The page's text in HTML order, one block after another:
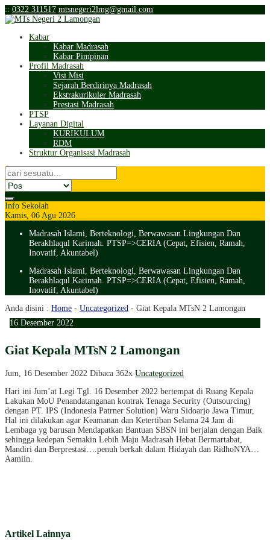
:: 0322 311517 mtsnegeri2lmg@gmail.com
Kabar
Kabar Madrasah
Kabar Pimpinan
Profil Madrasah
Visi Misi
Sejarah Berdirinya Madrasah
Ekstrakurikuler Madrasah
Prestasi Madrasah
PTSP
Layanan Digital
KURIKULUM
RDM
Struktur Organisasi Madrasah
Info Sekolah
Kamis, 06 Agu 2026
Madrasah Islami, Berteknologi, Berwawasan Lingkungan Dan
Berakhlaqul Karimah. PTSP=>CERIA (Cepat, Efisien, Ramah,
Inovatif, Akuntabel)
Madrasah Islami, Berteknologi, Berwawasan Lingkungan Dan
Berakhlaqul Karimah. PTSP=>CERIA (Cepat, Efisien, Ramah,
Inovatif, Akuntabel)
Anda disini : Home - Uncategorized - Giat Kepala MTsN 2 Lamongan
16 Desember 2022
Giat Kepala MTsN 2 Lamongan
Jum, 16 Desember 2022 Dibaca 362x Uncategorized
Hari ini Jum’at Legi Tgl. 16 Desember 2022 bertempat di Ruang Kepala
Lakukan MoU Penandatanganan kontrak Tenaga Security (Outsourcing)
dengan PT. IPS (Indonesia Patrner Solution) Waru Sidoarjo Jawa Timur,
Hal ini dilakukan agar Keamanan dan Ketertiban Selama 24 Jam di
Lembaga yg barusan Mendapatkan Bantuan SBSN ini berjalan dengan Baik
sehingga kedepan Semakin Lebih Maju Madrasah Hebat Bermartabat,
Mandiri dan Berprestasi….penuh berkah dalam Hidayah dan RidhoNYA…
Aamiin.
Artikel Lainnya